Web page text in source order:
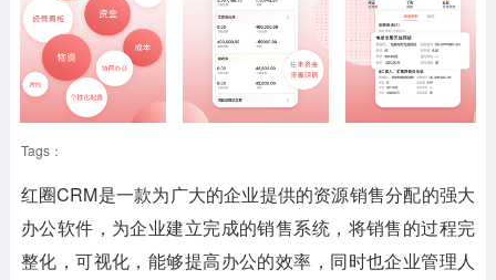
Tags：
红圈CRM是一款为广大的企业提供的资源销售分配的强大
办公软件，为企业建立完成的销售系统，将销售的过程完
整化，可视化，能够提高办公的效率，同时也企业管理人